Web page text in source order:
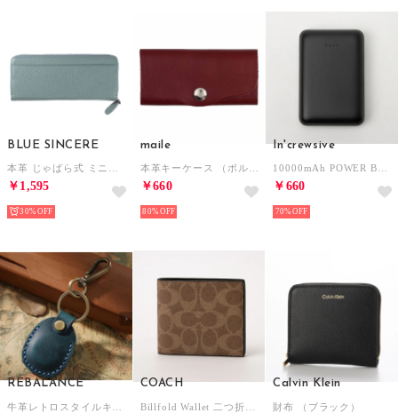
BLUE SINCERE
￥1,595
30%
maile
￥660
80%
In'crewsive
￥660
70%
REBALANCE COACH Calvin Klein
財布 （ブラック）